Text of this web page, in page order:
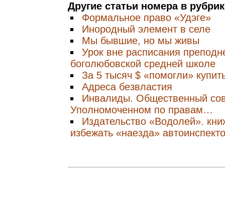
Другие статьи номера в
Формальное право «Удэге»
Инородный элемент в селе
Мы бывшие, но мы живы
Урок вне расписания
боголюбовской средней школе
За 5 тысяч $ «помогли»
Адреса безвластия
Инвалиды. Общественный
Уполномоченном по правам…
Издательство «Водолей».
избежать «наезда»